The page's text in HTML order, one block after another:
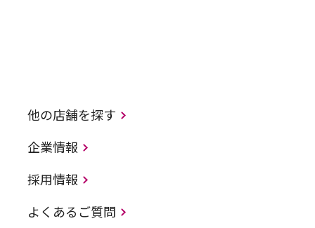
他の店舗を探す
企業情報
採用情報
よくあるご質問